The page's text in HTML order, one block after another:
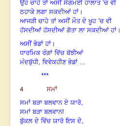
ਉਹ ਚਾਹੇ ਤਾਂ ਅਸੀਂ ਸੋਗਮਈ ਹਾਲਾਤ ’ਚ ਵੀ
ਠਹਾਕੇ ਲਗਾ ਸਕਦੀਆਂ ਹਾਂ।
ਆਜੜੀ ਚਾਹੇ ਤਾਂ ਅਸੀਂ ਮੌਤ ਦੇ ਖੂਹ ’ਚ ਵੀ
ਹੱਸਦੀਆਂ ਹੱਸਦੀਆਂ ਗੋਤਾ ਲਾ ਸਕਦੀਆਂ ਹਾਂ।
ਅਸੀਂ ਭੇਡਾਂ ਹਾਂ।
ਧਾਰਮਿਕ ਰੰਗਾਂ ਵਿੱਚ ਬੱਝੀਆਂ
ਮੰਦਬੁੱਧੀ, ਵਿਵੇਕਹੀਣ ਭੇਡਾਂ ...
***
4
ਸਮਾਂ
ਸਮਾਂ ਬੜਾ ਬਲਵਾਨ ਏ ਯਾਰੋ,
ਸਮਾਂ ਬੜਾ ਬਲਵਾਨ!
ਬੁੱਕਲ ਦੇ ਵਿੱਚ ਯਾਰੋ ਇਸ ਦੇ,